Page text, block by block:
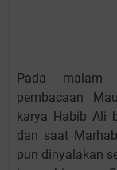
Pada malam
pembacaan
karya Habib Ali
dan saat
pun dinyalakan